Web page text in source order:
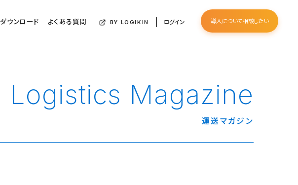
ダウンロード よくある質問 BY LOGIKIN ログイン 導入について相談したい
Logistics Magazine
運送マガジン